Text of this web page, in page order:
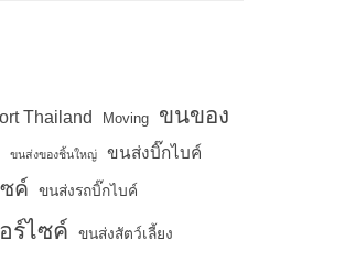
Thailand Moving ขนของ
ขนส่งของชิ้นใหญ่ ขนส่งบิ๊กไบค์
ค์ ขนส่งรถบิ๊กไบค์
ร์ไซค์ ขนส่งสัตว์เลี้ยง